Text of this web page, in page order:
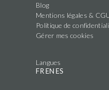
Blog
Mentions légales &
Politique de
Gérer mes cookies
Langues
FR EN ES